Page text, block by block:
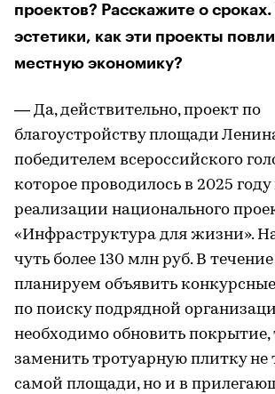
проектов? Расскажите о
эстетики, как эти проекты
местную экономику?
— Да, действительно, проект по
благоустройству площади
победителем всероссийского
которое проводилось в 2025
реализации национального
«Инфраструктура для жизни».
чуть более 130 млн руб. В
планируем объявить
по поиску подрядной
необходимо обновить покрытие,
заменить тротуарную плитку не
самой площади, но и в